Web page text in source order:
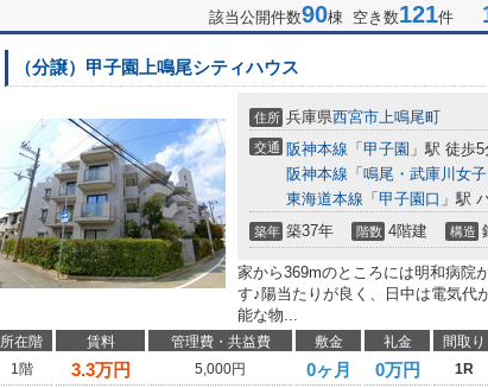
該当公開件数90棟 空き数121件
（分譲）甲子園上鳴尾シティハウス
住所 兵庫県西宮市上鳴尾町
交通 阪神本線 「 甲子園 」駅 徒歩5
阪神本線 「 鳴尾・武庫川女
東海道本線 「 甲子園口 」駅
築年 築37年 階数 4階建 構造
家から369mのところには明和病院
す♪陽当たりが良く、日中は電気代
能な物...
所在階 賃料 管理費・共益費 敷金 礼金 間取り
1階
3.3万円 5,000円 0ヶ月 0万円 1R